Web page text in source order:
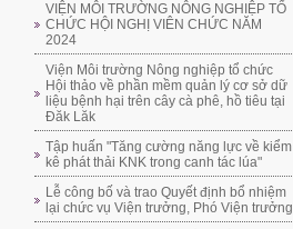
VIỆN MÔI TRƯỜNG NÔNG NGHIỆP TỔ
CHỨC HỘI NGHỊ VIÊN CHỨC NĂM
2024
Viện Môi trường Nông nghiệp tổ chức
Hội thảo về phần mềm quản lý cơ sở dữ
liệu bệnh hại trên cây cà phê, hồ tiêu tại
Đăk Lăk
Tập huấn "Tăng cường năng lực về kiểm
kê phát thải KNK trong canh tác lúa"
Lễ công bố và trao Quyết định bổ nhiệm
lại chức vụ Viện trưởng, Phó Viện trưởng